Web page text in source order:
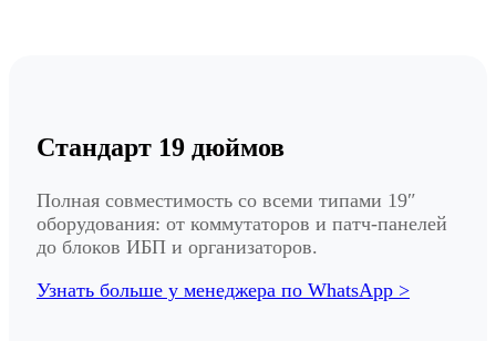
Стандарт 19 дюймов
Полная совместимость со всеми типами 19″
оборудования: от коммутаторов и патч-панелей
до блоков ИБП и организаторов.
Узнать больше у менеджера по WhatsApp >